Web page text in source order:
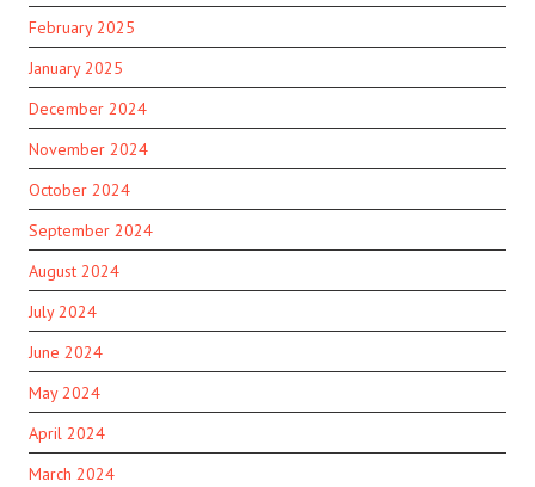
February 2025
January 2025
December 2024
November 2024
October 2024
September 2024
August 2024
July 2024
June 2024
May 2024
April 2024
March 2024